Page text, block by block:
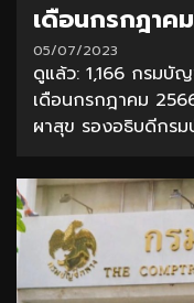
เดือนกรกฎาค
05/07/2023
ดูแล้ว: 1,166 กรมบั
เดือนกรกฎาคม
ผาสุข รองอธิบดีกร